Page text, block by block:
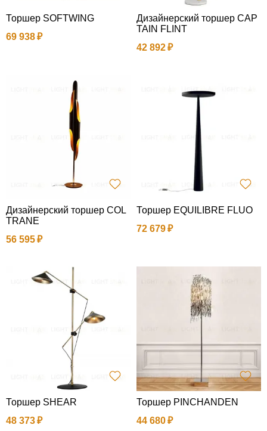
Торшер SOFTWING
69 938
Дизайнерский торшер CAP
TAIN FLINT
42 892
Дизайнерский торшер COL
TRANE
56 595
Торшер EQUILIBRE FLUO
72 679
Торшер SHEAR
48 373
Торшер PINCHANDEN
44 680